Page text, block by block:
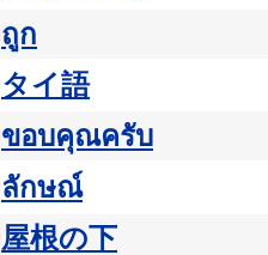
ถูก
タイ語
ขอบคุณครับ
ลักษณ์
屋根の下